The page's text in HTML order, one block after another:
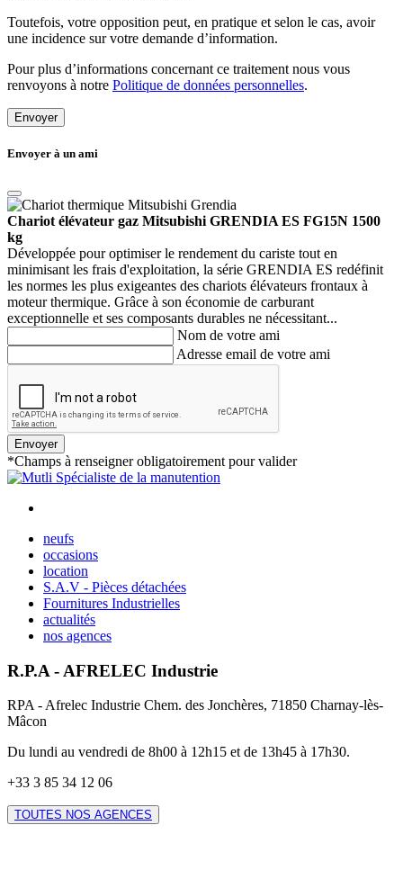
Toutefois, votre opposition peut, en pratique et selon le cas, avoir
une incidence sur votre demande d’information.
Pour plus d’informations concernant ce traitement nous vous
renvoyons à notre Politique de données personnelles.
Envoyer
Envoyer à un ami
Chariot élévateur gaz Mitsubishi GRENDIA ES FG15N 1500
kg
Développée pour optimiser le rendement du cariste tout en
minimisant les frais d'exploitation, la série GRENDIA ES redéfinit
les normes les plus exigeantes des chariots élévateurs frontaux à
moteur thermique. Grâce à son économie de carburant
exceptionnelle et ses composants durables ne nécessitant...
Nom de votre ami
Adresse email de votre ami
Envoyer
*Champs à renseigner obligatoirement pour valider
neufs
occasions
location
S.A.V - Pièces détachées
Fournitures Industrielles
actualités
nos agences
R.P.A - AFRELEC Industrie
RPA - Afrelec Industrie Chem. des Jonchères, 71850 Charnay-lès-
Mâcon
Du lundi au vendredi de 8h00 à 12h15 et de 13h45 à 17h30.
+33 3 85 34 12 06
TOUTES NOS AGENCES